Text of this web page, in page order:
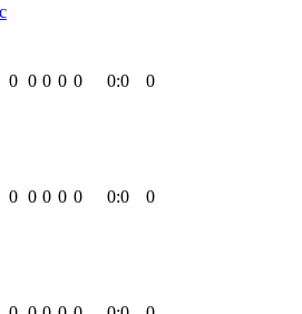
0 0 0 0 0 0:0 0
0 0 0 0 0 0:0 0